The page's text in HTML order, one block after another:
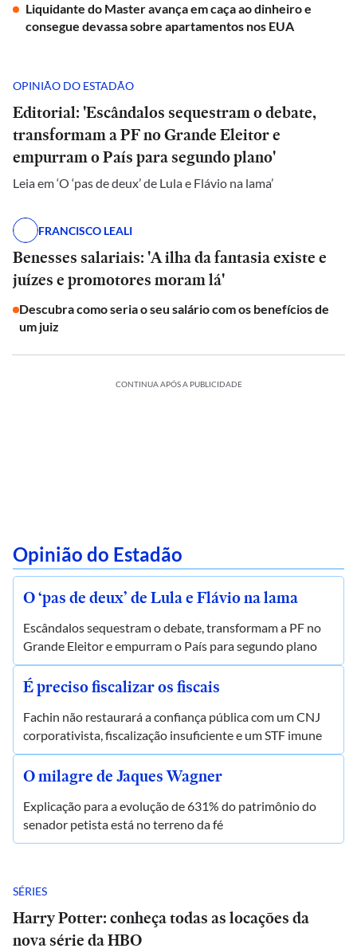
Liquidante do Master avança em caça ao dinheiro e
consegue devassa sobre apartamentos nos EUA
OPINIÃO DO ESTADÃO
Editorial: 'Escândalos sequestram o debate,
transformam a PF no Grande Eleitor e
empurram o País para segundo plano'
Leia em ‘O ‘pas de deux’ de Lula e Flávio na lama’
FRANCISCO LEALI
Benesses salariais: 'A ilha da fantasia existe e
juízes e promotores moram lá'
Descubra como seria o seu salário com os benefícios de
um juiz
CONTINUA APÓS A PUBLICIDADE
Opinião do Estadão
O ‘pas de deux’ de Lula e Flávio na lama
Escândalos sequestram o debate, transformam a PF no
Grande Eleitor e empurram o País para segundo plano
É preciso fiscalizar os fiscais
Fachin não restaurará a confiança pública com um CNJ
corporativista, fiscalização insuficiente e um STF imune
O milagre de Jaques Wagner
Explicação para a evolução de 631% do patrimônio do
senador petista está no terreno da fé
SÉRIES
Harry Potter: conheça todas as locações da
nova série da HBO